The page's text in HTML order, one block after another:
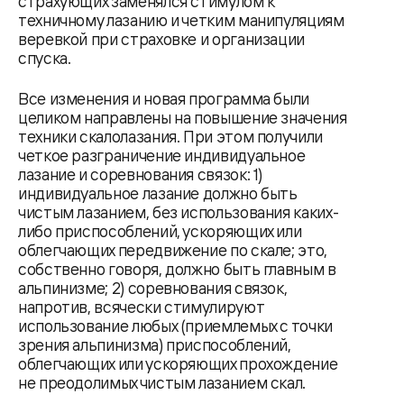
техничному лазанию и четким манипуляциям
веревкой при страховке и организации
спуска.
Все изменения и новая программа были
целиком направлены на повышение значения
техники скалолазания. При этом получили
четкое разграничение индивидуальное
лазание и соревнования связок: 1)
индивидуальное лазание должно быть
чистым лазанием, без использования каких-
либо приспособлений, ускоряющих или
облегчающих передвижение по скале; это,
собственно говоря, должно быть главным в
альпинизме; 2) соревнования связок,
напротив, всячески стимулируют
использование любых (приемлемых с точки
зрения альпинизма) приспособлений,
облегчающих или ускоряющих прохождение
не преодолимых чистым ла­занием скал.